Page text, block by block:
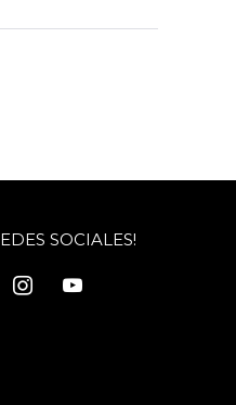
SOCIALES!
instagramyoutube